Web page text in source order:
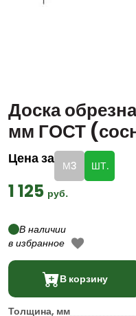
Доска
мм ГОСТ
Цена за М3 ШТ.
1 125 руб.
В наличии
В корзину
Толщина, мм